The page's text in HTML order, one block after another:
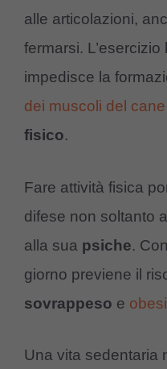
alle articolazioni,
fermarsi.
impedisce la
dei muscoli del cane
fisico.
Fare attività fisica
difese non soltanto
alla sua psiche.
giorno previene il
sovrappeso e
Una vita sedentaria